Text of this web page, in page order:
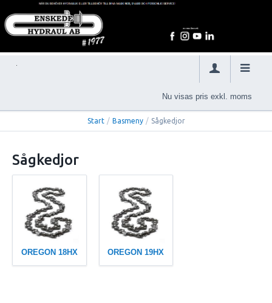
Nu visas pris exkl. moms
Start / Basmeny / Sågkedjor
Sågkedjor
OREGON 18HX OREGON 19HX